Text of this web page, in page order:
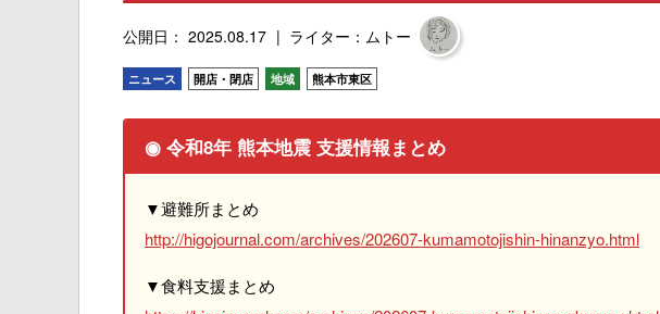
公開日： 2025.08.17 ライター：ムトー
ニュース 開店・閉店 地域 熊本市東区
◉ 令和8年 熊本地震 支援情報まとめ
▼避難所まとめ
http://higojournal.com/archives/202607-kumamotojishin-hinanzyo.html
▼食料支援まとめ